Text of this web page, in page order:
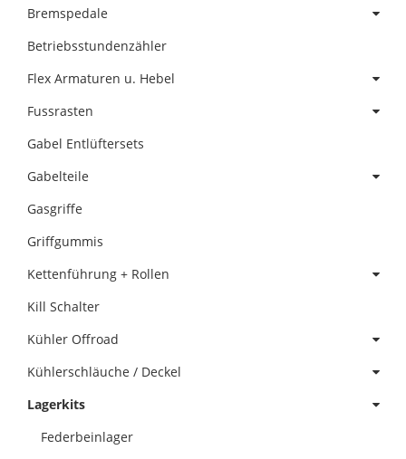
Bremspedale
Betriebsstundenzähler
Flex Armaturen u. Hebel
Fussrasten
Gabel Entlüftersets
Gabelteile
Gasgriffe
Griffgummis
Kettenführung + Rollen
Kill Schalter
Kühler Offroad
Kühlerschläuche / Deckel
Lagerkits
Federbeinlager